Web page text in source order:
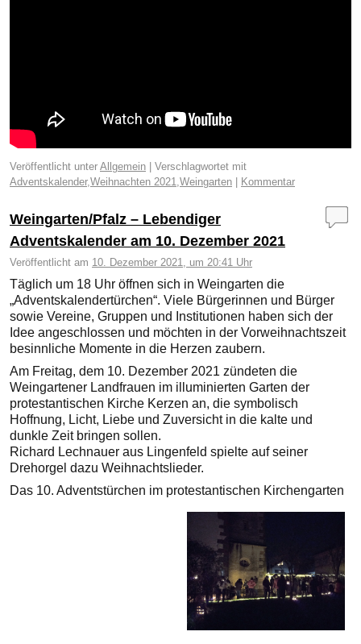
Veröffentlicht unter Allgemein
Verschlagwortet mit
Adventskalender, Weihnachten 2021 Weingarten Kommentar
Weingarten/Pfalz – Lebendiger
Adventskalender am 10. Dezember 2021
Veröffentlicht am 10. Dezember 2021, um 20:41 Uhr
Täglich um 18 Uhr öffnen sich in Weingarten die
„Adventskalendertürchen“. Viele Bürgerinnen und Bürger
sowie Vereine, Gruppen und Institutionen haben sich der
Idee angeschlossen und möchten in der Vorweihnachtszeit
besinnliche Momente in die Herzen zaubern.
Am Freitag, dem 10. Dezember 2021 zündeten die
Weingartener Landfrauen im illuminierten Garten der
protestantischen Kirche Kerzen an, die symbolisch
Hoffnung, Licht, Liebe und Zuversicht in die kalte und
dunkle Zeit bringen sollen.
Richard Lechnauer aus Lingenfeld spielte auf seiner
Drehorgel dazu Weihnachtslieder.
Das 10. Adventstürchen im protestantischen Kirchengarten